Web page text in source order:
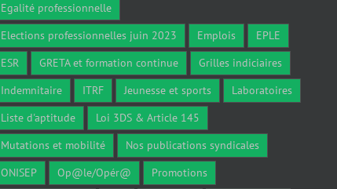
Egalité professionnelle
Elections professionnelles juin 2023
Emplois
EPLE
ESR
GRETA et formation continue
Grilles indiciaires
Indemnitaire
ITRF Jeunesse et sports
Laboratoires
Liste d'aptitude
Loi 3DS & Article 145
Mutations et mobilité
Nos publications syndicales
ONISEP
Op@le/Opér@
Promotions